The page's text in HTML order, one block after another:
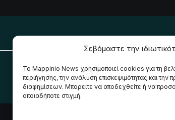
Σεβόμαστε την
Το Mappinio News χρησιμοποιεί cookies για τη
περιήγησης, την ανάλυση επισκεψιμότητας και την
διαφημίσεων. Μπορείτε να αποδεχθείτε ή να
οποιαδήποτε στιγμή.